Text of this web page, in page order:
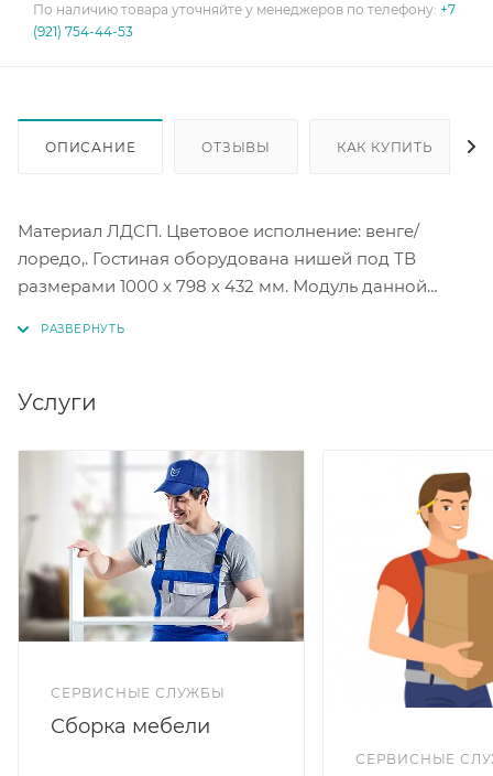
По наличию товара уточняйте у менеджеров по телефону: +7
(921) 754-44-53
ОПИСАНИЕ ОТЗЫВЫ КАК КУПИТЬ
Материал ЛДСП. Цветовое исполнение: венге/
лоредо,. Гостиная оборудована нишей под ТВ
размерами 1000 х 798 х 432 мм. Модуль данной
Услуги
СЕРВИСНЫЕ СЛУЖБЫ
Сборка мебели
СЕРВИСНЫЕ